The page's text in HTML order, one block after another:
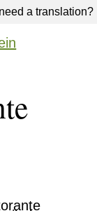
a translation?